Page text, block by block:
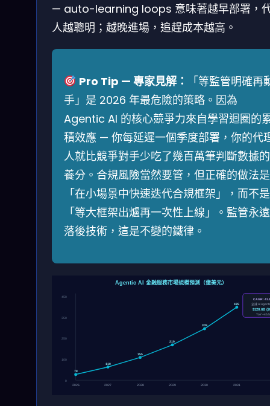
— auto-learning loops 意味著越早部署，
人越聰明；越晚進場，追趕成本越高。
Pro Tip — 專家見解：
「等監管明確再
手」是 2026 年最危險的策略。因為
Agentic AI 的核心競爭力來自學習迴圈的
積效應 — 你每延遲一個季度部署，你的代
人就比競爭對手少吃了幾百萬筆判斷數據的
養分。合規風險當然要管，但正確的做法是
「在小場景中快速迭代合規框架」，而不是
「等大框架出爐再一次性上線」。監管永遠
落後技術，這是不變的鐵律。
Agentic AI 金融服務市場規模預測（億美元）
2026 2027 2028 2029 2030 2031
0
100
250
350
450
78
110
155
219
309
435
CAGR:
全球 AI
$120.6B
YoY